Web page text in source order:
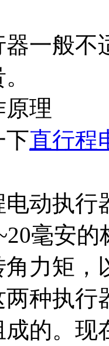
一般不
理
下直行程
动执
毫安的
力矩
种执行
的。现